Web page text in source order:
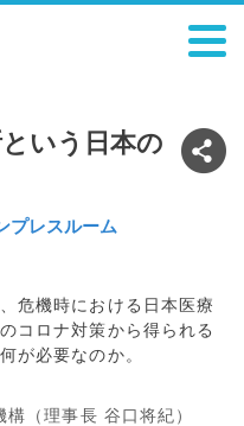
いう日本の
プレスルーム
危機時における日本医療
コロナ対策から得られる
が必要なのか。
（理事長 谷口将紀）